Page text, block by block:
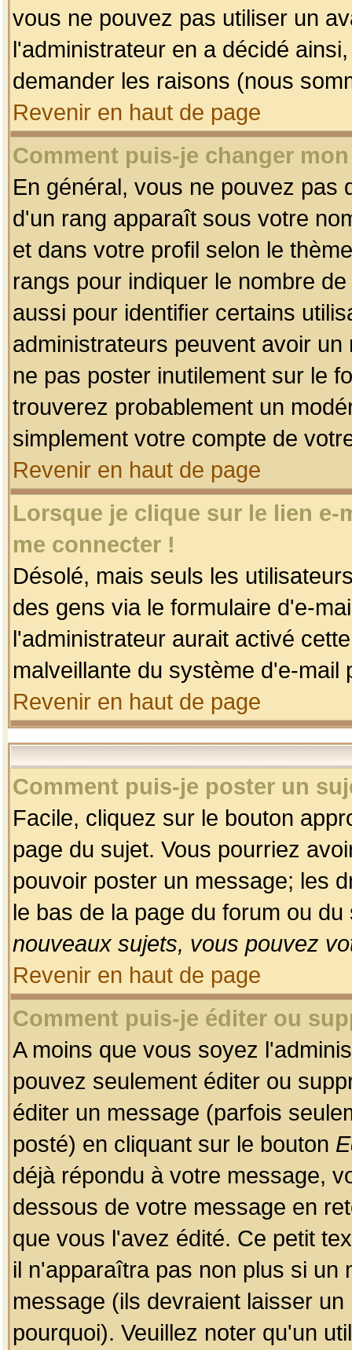
vous ne pouvez pas utiliser un
l'administrateur en a décidé
demander les raisons (nous
Revenir en haut de page
Comment puis-je changer
En général, vous ne pouvez pas
d'un rang apparaît sous votre
et dans votre profil selon le
rangs pour indiquer le nombre
aussi pour identifier certains
administrateurs peuvent avoir
ne pas poster inutilement sur le
trouverez probablement un
simplement votre compte de
Revenir en haut de page
Lorsque je clique sur le lien
me connecter !
Désolé, mais seuls les
des gens via le formulaire d'e-
l'administrateur aurait activé
malveillante du système d'e-
Revenir en haut de page
Comment puis-je poster un
Facile, cliquez sur le bouton
page du sujet. Vous pourriez
pouvoir poster un message; les
le bas de la page du forum ou
nouveaux sujets, vous pouvez
Revenir en haut de page
Comment puis-je éditer ou
A moins que vous soyez
pouvez seulement éditer ou
éditer un message (parfois
posté) en cliquant sur le bouton
déjà répondu à votre message,
dessous de votre message en
que vous l'avez édité. Ce petit
il n'apparaîtra pas non plus si un
message (ils devraient laisser
pourquoi). Veuillez noter qu'un